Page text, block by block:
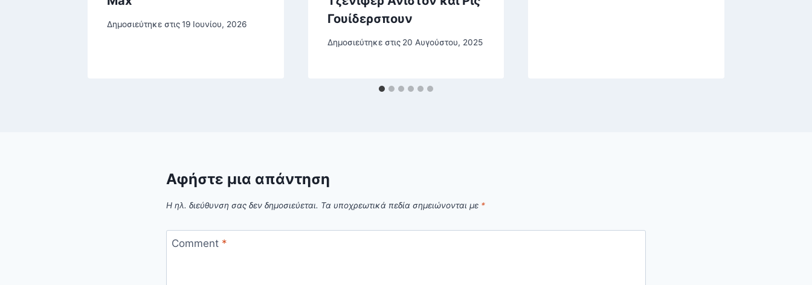
Δημοσιεύτηκε στις19 Ιουνίου, 2026
Γουίδερσπουν
Δημοσιεύτηκε στις 20 Αυγούστου, 2025
Αφήστε μια απάντηση
Η ηλ. διεύθυνση σας δεν δημοσιεύεται. Τα υποχρεωτικά πεδία σημειώνονται με *
Comment *